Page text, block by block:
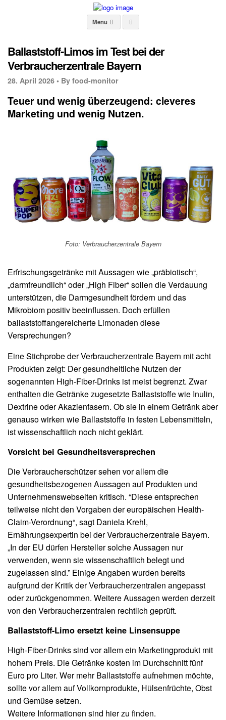
Menu
Ballaststoff-Limos im Test bei der
Verbraucherzentrale Bayern
28. April 2026 • By food-monitor
Teuer und wenig überzeugend: cleveres
Marketing und wenig Nutzen.
Foto: Verbraucherzentrale Bayern
Erfrischungsgetränke mit Aussagen wie „präbiotisch“,
„darmfreundlich“ oder „High Fiber“ sollen die Verdauung
unterstützen, die Darmgesundheit fördern und das
Mikrobiom positiv beeinflussen. Doch erfüllen
ballaststoffangereicherte Limonaden diese
Versprechungen?
Eine Stichprobe der Verbraucherzentrale Bayern mit acht
Produkten zeigt: Der gesundheitliche Nutzen der
sogenannten High-Fiber-Drinks ist meist begrenzt. Zwar
enthalten die Getränke zugesetzte Ballaststoffe wie Inulin,
Dextrine oder Akazienfasern. Ob sie in einem Getränk aber
genauso wirken wie Ballaststoffe in festen Lebensmitteln,
ist wissenschaftlich noch nicht geklärt.
Vorsicht bei Gesundheitsversprechen
Die Verbraucherschützer sehen vor allem die
gesundheitsbezogenen Aussagen auf Produkten und
Unternehmenswebseiten kritisch. “Diese entsprechen
teilweise nicht den Vorgaben der europäischen Health-
Claim-Verordnung“, sagt Daniela Krehl,
Ernährungsexpertin bei der Verbraucherzentrale Bayern.
„In der EU dürfen Hersteller solche Aussagen nur
verwenden, wenn sie wissenschaftlich belegt und
zugelassen sind.” Einige Angaben wurden bereits
aufgrund der Kritik der Verbraucherzentralen angepasst
oder zurückgenommen. Weitere Aussagen werden derzeit
von den Verbraucherzentralen rechtlich geprüft.
Ballaststoff-Limo ersetzt keine Linsensuppe
High-Fiber-Drinks sind vor allem ein Marketingprodukt mit
hohem Preis. Die Getränke kosten im Durchschnitt fünf
Euro pro Liter. Wer mehr Ballaststoffe aufnehmen möchte,
sollte vor allem auf Vollkornprodukte, Hülsenfrüchte, Obst
und Gemüse setzen.
Weitere Informationen sind hier zu finden.